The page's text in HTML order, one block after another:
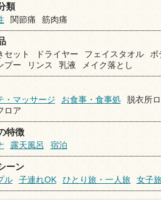
類
関節痛 筋肉痛
セット
ドライヤー フェイスタオル ボ
プー
リンス 乳液 メイク落とし
・マッサージ
お食事・食事処 脱衣所
ロア
特徴
露天風呂 宿泊
ーン
ル
子連れOK ひとり旅・一人旅 女子